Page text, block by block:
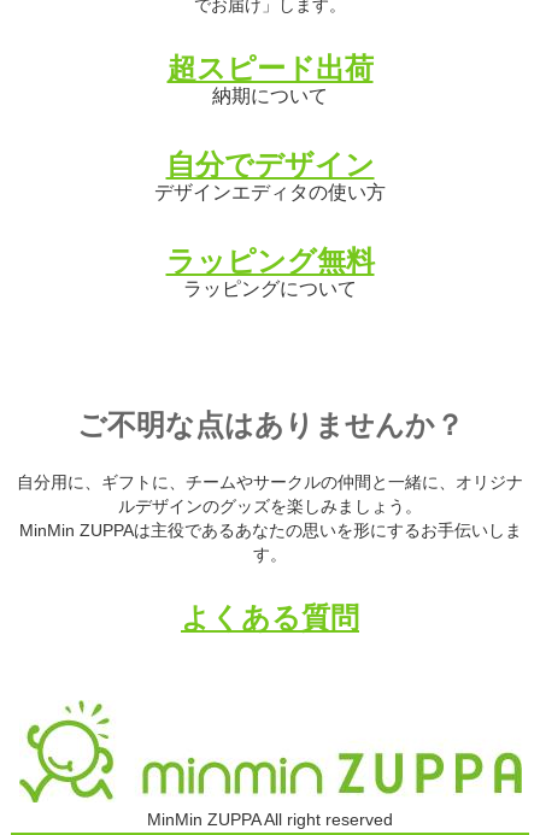
でお届け」します。
超スピード出荷
納期について
自分でデザイン
デザインエディタの使い方
ラッピング無料
ラッピングについて
ご不明な点はありませんか？
自分用に、ギフトに、チームやサークルの仲間と一緒に、オリジナ
ルデザインのグッズを楽しみましょう。
MinMin ZUPPAは主役であるあなたの思いを形にするお手伝いしま
す。
よくある質問
MinMin ZUPPA All right reserved